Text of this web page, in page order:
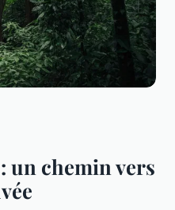
un chemin vers